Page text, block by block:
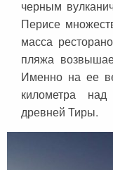
черным
Перисе
масса
пляжа
Именно на ее
километра
древней Тиры.